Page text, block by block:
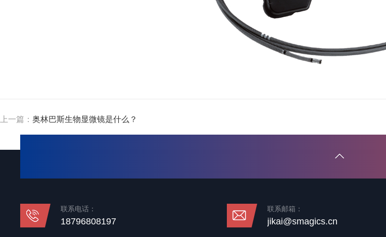
上一篇： 奥林巴斯生物显微镜是什么？
联系电话：
18796808197
联系邮箱：
jikai@smagics.cn